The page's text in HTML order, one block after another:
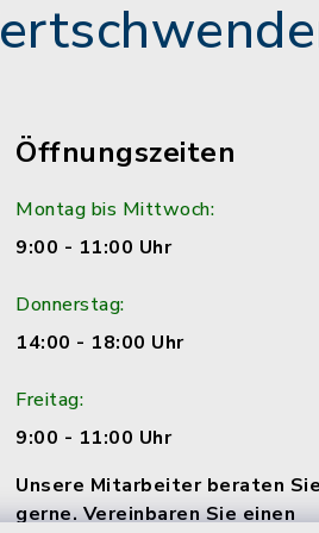
Öffnungszeiten
Montag bis Mittwoch:
9:00 - 11:00 Uhr
Donnerstag:
14:00 - 18:00 Uhr
Freitag:
9:00 - 11:00 Uhr
Unsere Mitarbeiter beraten Sie
gerne. Vereinbaren Sie einen